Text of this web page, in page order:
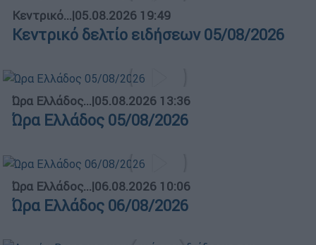
Κεντρικό...|05.08.2026 19:49
Κεντρικό δελτίο ειδήσεων 05/08/2026
Ώρα Ελλάδος...|05.08.2026 13:36
Ώρα Ελλάδος 05/08/2026
Ώρα Ελλάδος...|06.08.2026 10:06
Ώρα Ελλάδος 06/08/2026